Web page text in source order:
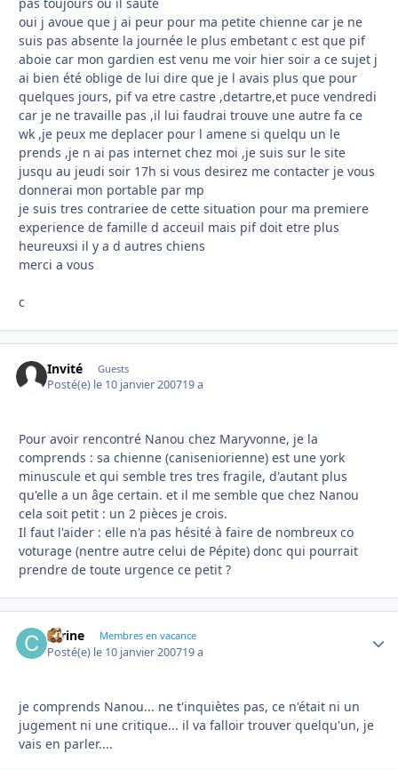
pas toujours ou il saute
oui j avoue que j ai peur pour ma petite chienne car je ne
suis pas absente la journée le plus embetant c est que pif
aboie car mon gardien est venu me voir hier soir a ce sujet j
ai bien été oblige de lui dire que je l avais plus que pour
quelques jours, pif va etre castre ,detartre,et puce vendredi
car je ne travaille pas ,il lui faudrai trouve une autre fa ce
wk ,je peux me deplacer pour l amene si quelqu un le
prends ,je n ai pas internet chez moi ,je suis sur le site
jusqu au jeudi soir 17h si vous desirez me contacter je vous
donnerai mon portable par mp
je suis tres contrariee de cette situation pour ma premiere
experience de famille d acceuil mais pif doit etre plus
heureuxsi il y a d autres chiens
merci a vous
c
Invité Guests
Posté(e) le 10 janvier 200719 a
Pour avoir rencontré Nanou chez Maryvonne, je la
comprends : sa chienne (caniseniorienne) est une york
minuscule et qui semble tres tres fragile, d'autant plus
qu'elle a un âge certain. et il me semble que chez Nanou
cela soit petit : un 2 pièces je crois.
Il faut l'aider : elle n'a pas hésité à faire de nombreux co
voturage (nentre autre celui de Pépite) donc qui pourrait
prendre de toute urgence ce petit ?
carine Membres en vacance
Posté(e) le 10 janvier 200719 a
je comprends Nanou... ne t'inquiètes pas, ce n'était ni un
jugement ni une critique... il va falloir trouver quelqu'un, je
vais en parler....